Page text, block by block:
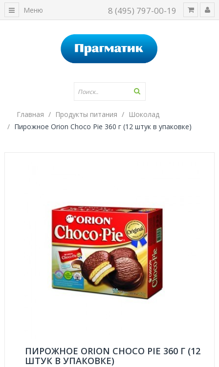
8 (495) 797-00-19
Меню
Главная Продукты питания
Шоколад
Пирожное Orion Choco Pie 360 г (12 штук в упаковке)
ПИРОЖНОЕ ORION CHOCO PIE 360 Г (12
ШТУК В УПАКОВКЕ)